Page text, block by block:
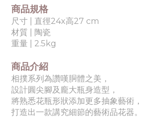
商品規格
尺寸 | 直徑24x高27 cm
材質 | 陶瓷
重量 | 2.5kg
商品介紹
相撲系列為讚嘆胴體之美，
設計圓尖腳及龐大瓶身造型，
將熟悉花瓶形狀添加更多抽象藝術，
打造出一款講究細節的藝術品花器。